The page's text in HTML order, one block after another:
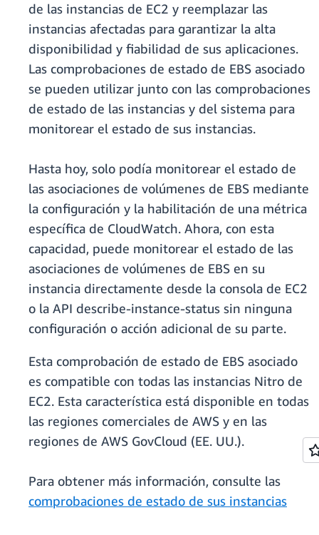
de las instancias de EC2 y reemplazar las
instancias afectadas para garantizar la alta
disponibilidad y fiabilidad de sus aplicaciones.
Las comprobaciones de estado de EBS asociado
se pueden utilizar junto con las comprobaciones
de estado de las instancias y del sistema para
monitorear el estado de sus instancias.
Hasta hoy, solo podía monitorear el estado de
las asociaciones de volúmenes de EBS mediante
la configuración y la habilitación de una métrica
específica de CloudWatch. Ahora, con esta
capacidad, puede monitorear el estado de las
asociaciones de volúmenes de EBS en su
instancia directamente desde la consola de EC2
o la API describe-instance-status sin ninguna
configuración o acción adicional de su parte.
Esta comprobación de estado de EBS asociado
es compatible con todas las instancias Nitro de
EC2. Esta característica está disponible en todas
las regiones comerciales de AWS y en las
regiones de AWS GovCloud (EE. UU.).
Para obtener más información, consulte las
comprobaciones de estado de sus instancias